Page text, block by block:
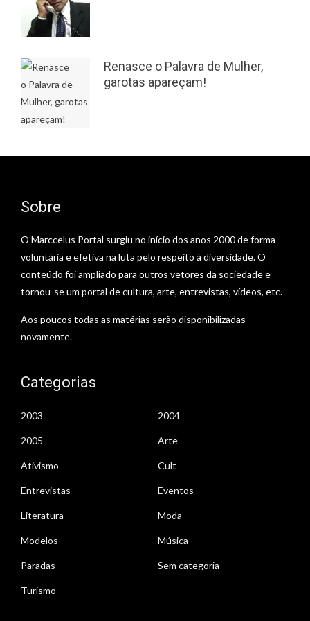
Renasce o Palavra de Mulher,
garotas apareçam!
Sobre
O Marccelus Portal surgiu no início dos anos 2000 de forma
voluntária e efetiva na luta pelo respeito à diversidade. O
conteúdo foi ampliado para outros vetores da sociedade e
tornou-se um portal de cultura, arte, entrevistas, vídeos, etc.
Aos poucos todas as matérias serão disponibilizadas
novamente.
Categorias
2003 2004
2005 Arte
Ativismo Cult
Entrevistas Eventos
Literatura Moda
Modelos Música
Paradas Sem categoria
Turismo